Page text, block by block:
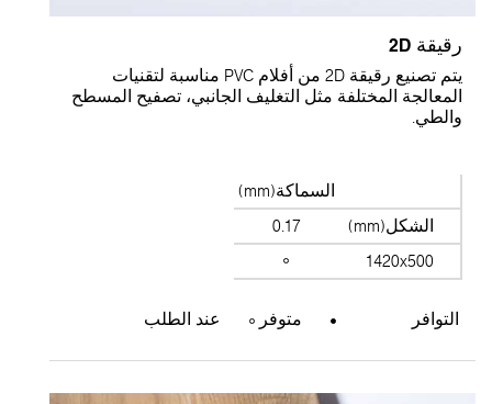
رقيقة 2D
يتم تصنيع رقيقة 2D من أفلام PVC مناسبة لتقنيات
المعالجة المختلفة مثل التغليف الجانبي، تصفيح المسطح
والطي.
السماكة(mm)
الشكل(mm)
0.17
1420x500
التوافر متوفر عند الطلب